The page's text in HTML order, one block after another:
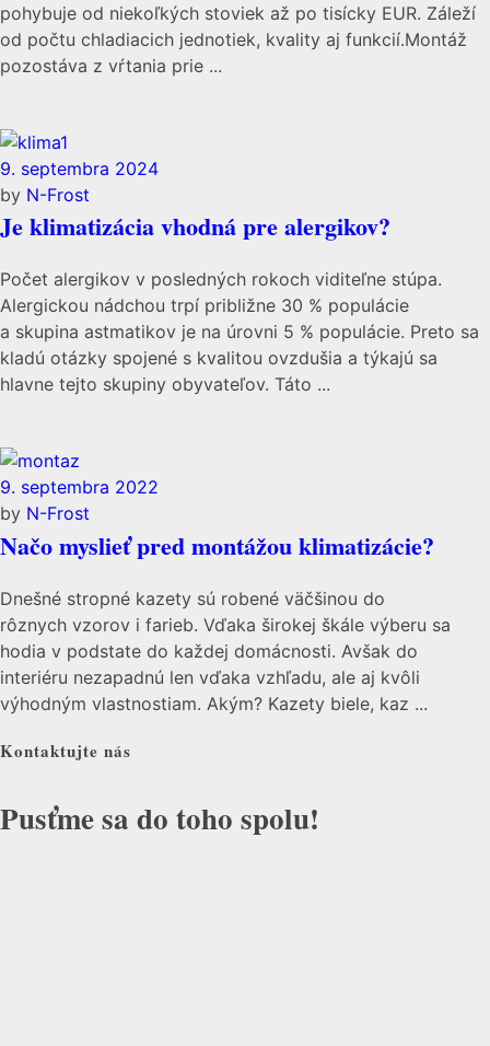
pohybuje od niekoľkých stoviek až po tisícky EUR. Záleží
od počtu chladiacich jednotiek, kvality aj funkcií.Montáž
pozostáva z vŕtania prie ...
9. septembra 2024
by N-Frost
Je klimatizácia vhodná pre alergikov?
Počet alergikov v posledných rokoch viditeľne stúpa.
Alergickou nádchou trpí približne 30 % populácie
a skupina astmatikov je na úrovni 5 % populácie. Preto sa
kladú otázky spojené s kvalitou ovzdušia a týkajú sa
hlavne tejto skupiny obyvateľov. Táto ...
9. septembra 2022
by N-Frost
Načo myslieť pred montážou klimatizácie?
Dnešné stropné kazety sú robené väčšinou do
rôznych vzorov i farieb. Vďaka širokej škále výberu sa
hodia v podstate do každej domácnosti. Avšak do
interiéru nezapadnú len vďaka vzhľadu, ale aj kvôli
výhodným vlastnostiam. Akým? Kazety biele, kaz ...
Kontaktujte nás
Pusťme sa do toho spolu!